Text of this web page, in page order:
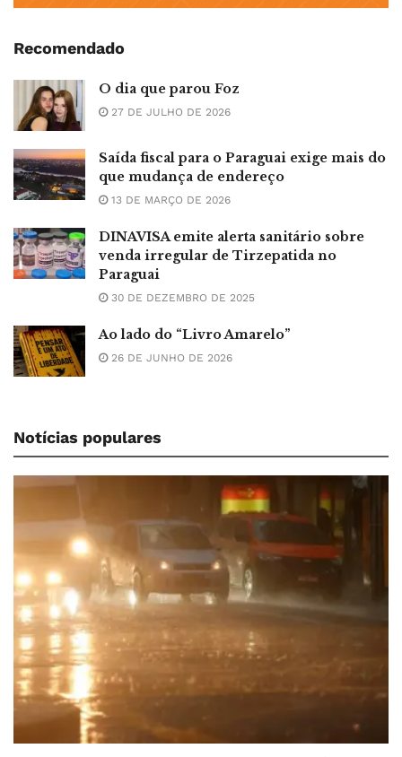
Recomendado
O dia que parou Foz
27 DE JULHO DE 2026
Saída fiscal para o Paraguai exige mais do
que mudança de endereço
13 DE MARÇO DE 2026
DINAVISA emite alerta sanitário sobre
venda irregular de Tirzepatida no
Paraguai
30 DE DEZEMBRO DE 2025
Ao lado do “Livro Amarelo”
26 DE JUNHO DE 2026
Notícias populares